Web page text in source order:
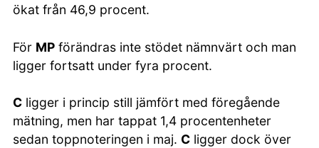
ökat från 46,9 procent.
För MP förändras inte stödet nämnvärt och man
ligger fortsatt under fyra procent.
C ligger i princip still jämfört med föregående
mätning, men har tappat 1,4 procentenheter
sedan toppnoteringen i maj. C ligger dock över